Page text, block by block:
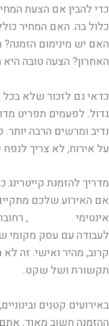
כדי להבין אם הצעת
כלול בה. האם המחיר
האם יש מינימום
האחרון? הצעה טובה
כדאי גם לזכור שלא בכל
גדול. לפעמים תפריט
נדיב ומרשים הרבה
על אירוח, לא צריך
מדריך להזמנת
אם האירוע שלכם
אינטימי
,
לעבודה עם עסק מקומי
קרוב, מהיר ואישי. זה
תקשורת ושל שקט.
באירועים קטנים